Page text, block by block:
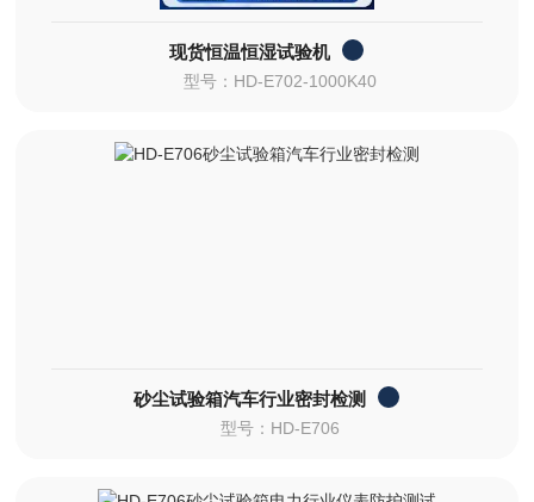
现货恒温恒湿试验机
型号：HD-E702-1000K40
砂尘试验箱汽车行业密封检测
型号：HD-E706